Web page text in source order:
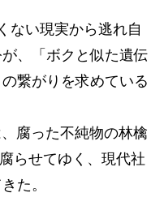
ない現実から逃れ自
、「ボクと似た遺伝
繋がりを求めている
腐った不純物の林檎
らせてゆく、現代社
た。